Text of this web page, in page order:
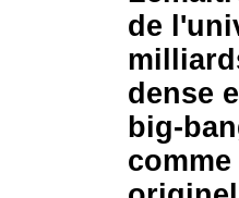
de
dense
big-